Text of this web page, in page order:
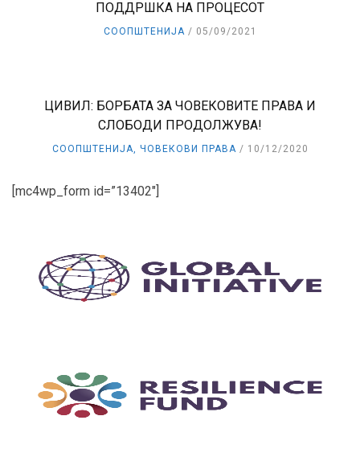
ПОДДРШКА НА ПРОЦЕСОТ
СООПШТЕНИЈА 05/09/2021
ЦИВИЛ: БОРБАТА ЗА ЧОВЕКОВИТЕ ПРАВА И
СЛОБОДИ ПРОДОЛЖУВА!
СООПШТЕНИЈА, ЧОВЕКОВИ ПРАВА 10/12/2020
[mc4wp_form id=”13402″]